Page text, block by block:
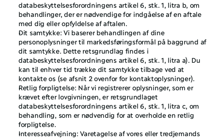
databeskyttelsesforordningens artikel 6, stk. 1, litra b, om
behandlinger, der er nødvendige for indgåelse af en aftale
med dig eller opfyldelse af aftalen.
Dit samtykke: Vi baserer behandlingen af dine
personoplysninger til markedsføringsformål på baggrund af
dit samtykke. Dette retsgrundlag findes i
databeskyttelsesforordningens artikel 6, stk. 1, litra a). Du
kan til enhver tid trække dit samtykke tilbage ved at
kontakte os (se afsnit ‎2 ovenfor for kontaktoplysninger).
Retlig forpligtelse: Når vi registrerer oplysninger, som er
krævet efter lovgivningen, er retsgrundlaget
databeskyttelsesforordningens artikel 6, stk. 1, litra c, om
behandling, som er nødvendig for at overholde en retlig
forpligtelse.
Interesseafvejning: Varetagelse af vores eller tredjemands